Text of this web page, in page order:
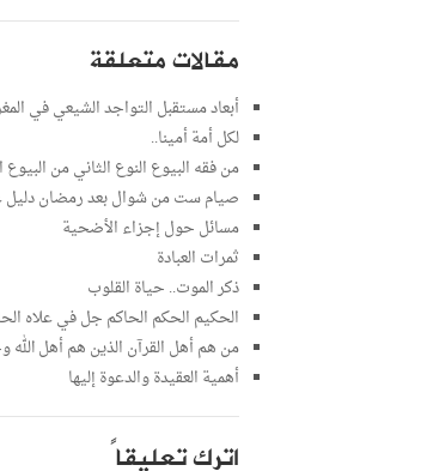
مقالات متعلقة
أبعاد مستقبل التواجد الشيعي في
لكل أمة أمينا..
من فقه البيوع النوع الثاني من
صيام ست من شوال بعد رمضان دليل
مسائل حول إجزاء الأضحية
ثمرات العبادة
ذكر الموت.. حياة القلوب
الحكيم الحكم الحاكم جل في علاه
من هم أهل القرآن الذين هم أهل
أهمية العقيدة والدعوة إليها
اترك تعليقاً